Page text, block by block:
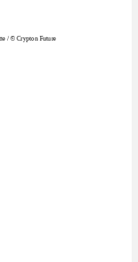
/ © Crypton Future